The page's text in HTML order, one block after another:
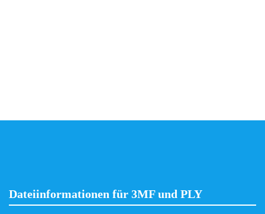
Dateiinformationen für 3MF und PLY